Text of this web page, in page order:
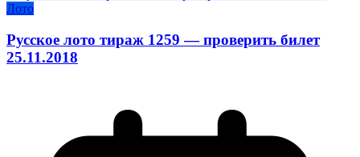
Лото
Русское лото тираж 1259 — проверить билет
25.11.2018